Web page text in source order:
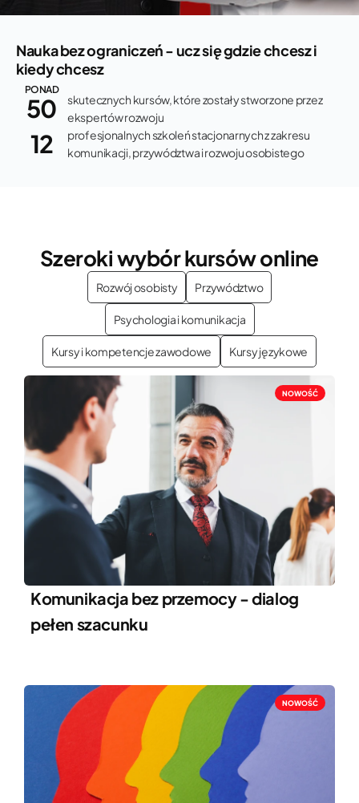
Nauka bez ograniczeń - ucz sięgdzie chcesz i
kiedy chcesz
PONAD
50
skutecznych kursów, które zostały stworzone przez
ekspertów rozwoju
12
profesjonalnych szkoleń stacjonarnych z zakresu
komunikacji, przywództwa i rozwoju osobistego
Szeroki wybór kursów online
Rozwój osobisty Przywództwo
Psychologia i komunikacja
Kursy i kompetencje zawodowe Kursy językowe
NOWOŚĆ
Komunikacja bez przemocy - dialog
pełen szacunku
NOWOŚĆ